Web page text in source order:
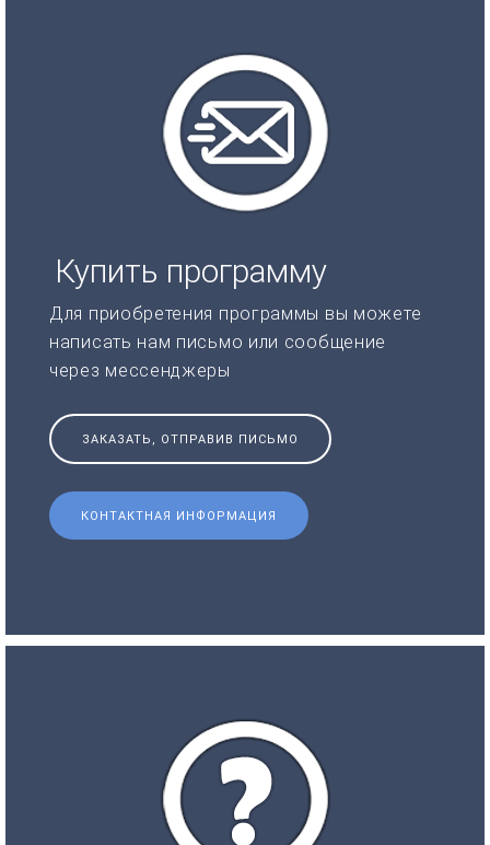
Купить программу
Для приобретения программы вы можете
написать нам письмо или сообщение
через мессенджеры
ЗАКАЗАТЬ, ОТПРАВИВ ПИСЬМО
КОНТАКТНАЯ ИНФОРМАЦИЯ